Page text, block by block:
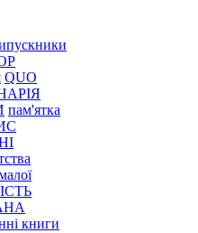
QUO
пам'ятка
книги